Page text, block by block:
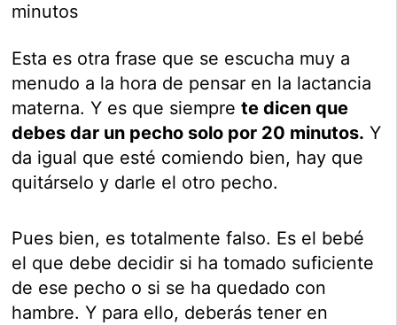
minutos
Esta es otra frase que se escucha muy a
menudo a la hora de pensar en la lactancia
materna. Y es que siemprete dicen que
debes dar un pecho solo por 20 minutos. Y
da igual que esté comiendo bien, hay que
quitárselo y darle el otro pecho.
Pues bien, es totalmente falso. Es el bebé
el que debe decidir si ha tomado suficiente
de ese pecho o si se ha quedado con
hambre. Y para ello, deberás tener en